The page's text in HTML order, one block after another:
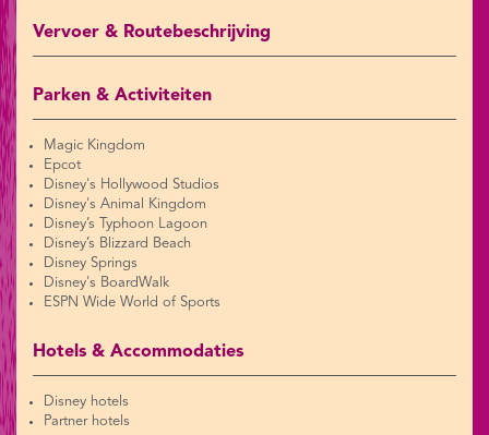
Vervoer & Routebeschrijving
Parken & Activiteiten
Magic Kingdom
Epcot
Disney's Hollywood Studios
Disney's Animal Kingdom
Disney’s Typhoon Lagoon
Disney’s Blizzard Beach
Disney Springs
Disney's BoardWalk
ESPN Wide World of Sports
Hotels & Accommodaties
Disney hotels
Partner hotels